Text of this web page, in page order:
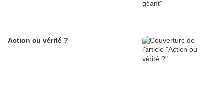
Action ou vérité ?